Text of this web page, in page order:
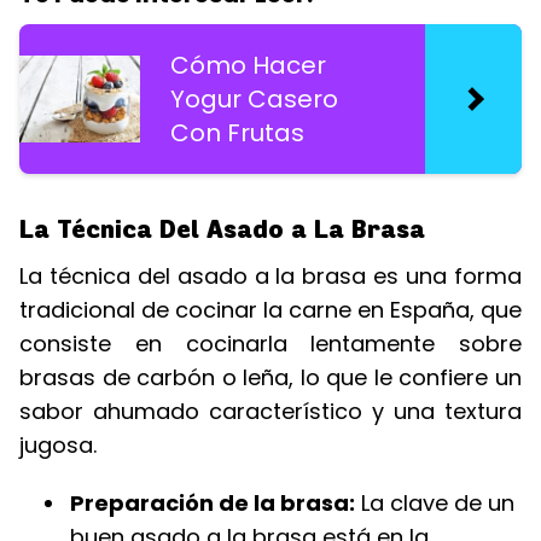
Cómo Hacer
Yogur Casero
Con Frutas
La Técnica Del Asado a La Brasa
La técnica del asado a la brasa es una forma
tradicional de cocinar la carne en España, que
consiste en cocinarla lentamente sobre
brasas de carbón o leña, lo que le confiere un
sabor ahumado característico y una textura
jugosa.
Preparación de la brasa: La clave de un